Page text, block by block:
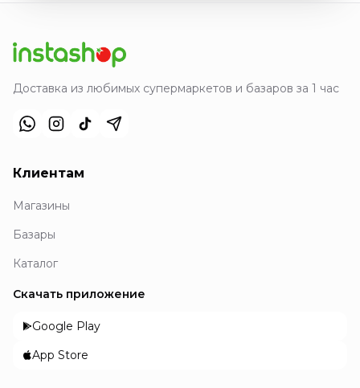
Доставка из любимых супермаркетов и базаров за 1 час
Клиентам
Магазины
Базары
Каталог
Скачать приложение
Google Play
App Store